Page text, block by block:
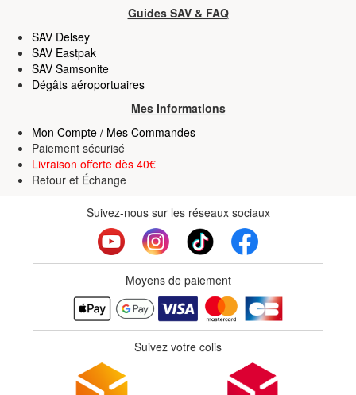
Guides SAV & FAQ
SAV Delsey
SAV Eastpak
SAV Samsonite
Dégâts aéroportuaires
Mes Informations
Mon Compte / Mes Commandes
Paiement sécurisé
Livraison offerte dès 40€
Retour et Échange
Suivez-nous sur les réseaux sociaux
Moyens de paiement
Suivez votre colis